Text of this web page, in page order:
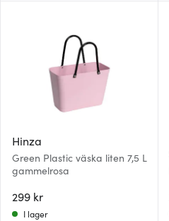
Hinza
Green Plastic väska liten 7,5 L
gammelrosa
299 kr
I lager